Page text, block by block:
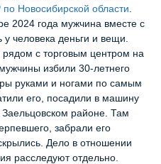
Новосибирской области
2024 года мужчина вместе с
человека деньги и вещи.
с торговым центром на
избили 30‑летнего
руками и ногами по самым
его, посадили в машину
районе. Там
забрали его
Дело в отношении
расследуют отдельно.